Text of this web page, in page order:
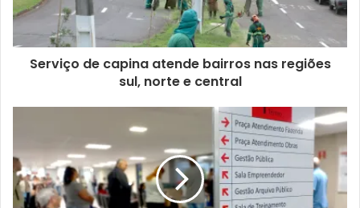
uma lesão recente para alcançar mais um pódio. Com um
arremesso de 17,04 metros, a londrinense repetiu a prata
conquistada no Troféu Brasil no começo do mês. “Foram
dias complicados, de dúvidas, e esse resultado é muito
importante. Não fosse o suporte da minha equipe, nada
seria possível. Uma prata que vale muito, e seguimos
firmes no trabalho, em busca de melhorar sempre”, disse a
arremessadora, mais uma referência da equipe
descoberta nos trabalhos de formação na UEL.
Serviço de capina atende bairros nas regiões
sul, norte e central